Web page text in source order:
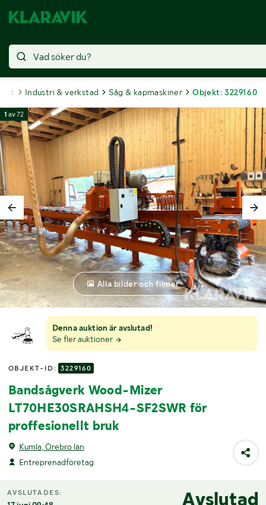
Industri & verkstad Såg & kapmaskiner Objekt: 3229160
Denna auktion är avslutad!
Se fler auktioner
OBJEKT-ID: 3229160
Bandsågverk Wood-Mizer
LT70HE30SRAHSH4-SF2SWR för
proffesionellt bruk
Kumla, Örebro län
Entreprenadföretag
1 av72
Alla bilder och filmer
AVSLUTADES: Avslutad